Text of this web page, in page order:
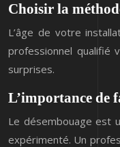
Choisir la
L’âge de votre
professionnel qualifié
surprises.
L’importance de
Le désembouage est
expérimenté. Un